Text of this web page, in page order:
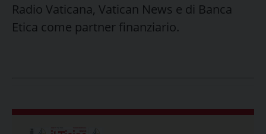
Radio Vaticana, Vatican News e di Banca
Etica come partner finanziario.